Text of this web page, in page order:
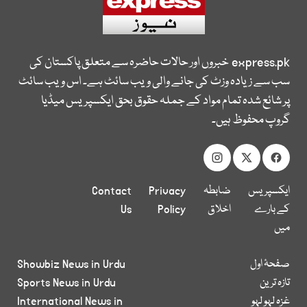
express.pkخبروں اور حالات حاضرہ سے متعلق پاکستان کی
سب سے زیادہ وزٹ کی جانے والی ویب سائٹ ہے۔ اس ویب سائٹ
پر شائع شدہ تمام مواد کے جملہ حقوق بحق ایکسپریس میڈیا
گروپ محفوظ ہیں۔
ایکسپریس
کے بارے
میں
ضابطہ
اخلاق
Privacy
Policy
Contact
Us
صفحۂ اول
تازہ ترین
غزہ لہو لہو
Showbiz News in Urdu
Sports News in Urdu
International News in